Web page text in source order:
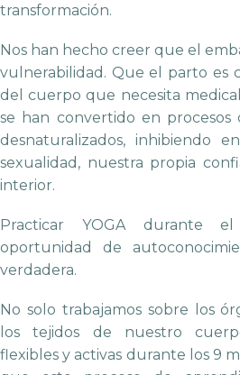
transformación.
Nos han hecho creer que el
vulnerabilidad. Que el parto es
del cuerpo que necesita
se han convertido en procesos
desnaturalizados, inhibiendo
sexualidad, nuestra propia
interior.
Practicar YOGA durante
oportunidad de
verdadera.
No solo trabajamos sobre los
los tejidos de nuestro
flexibles y activas durante los 9